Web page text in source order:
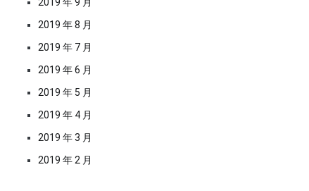
2019 年 8 月
2019 年 7 月
2019 年 6 月
2019 年 5 月
2019 年 4 月
2019 年 3 月
2019 年 2 月